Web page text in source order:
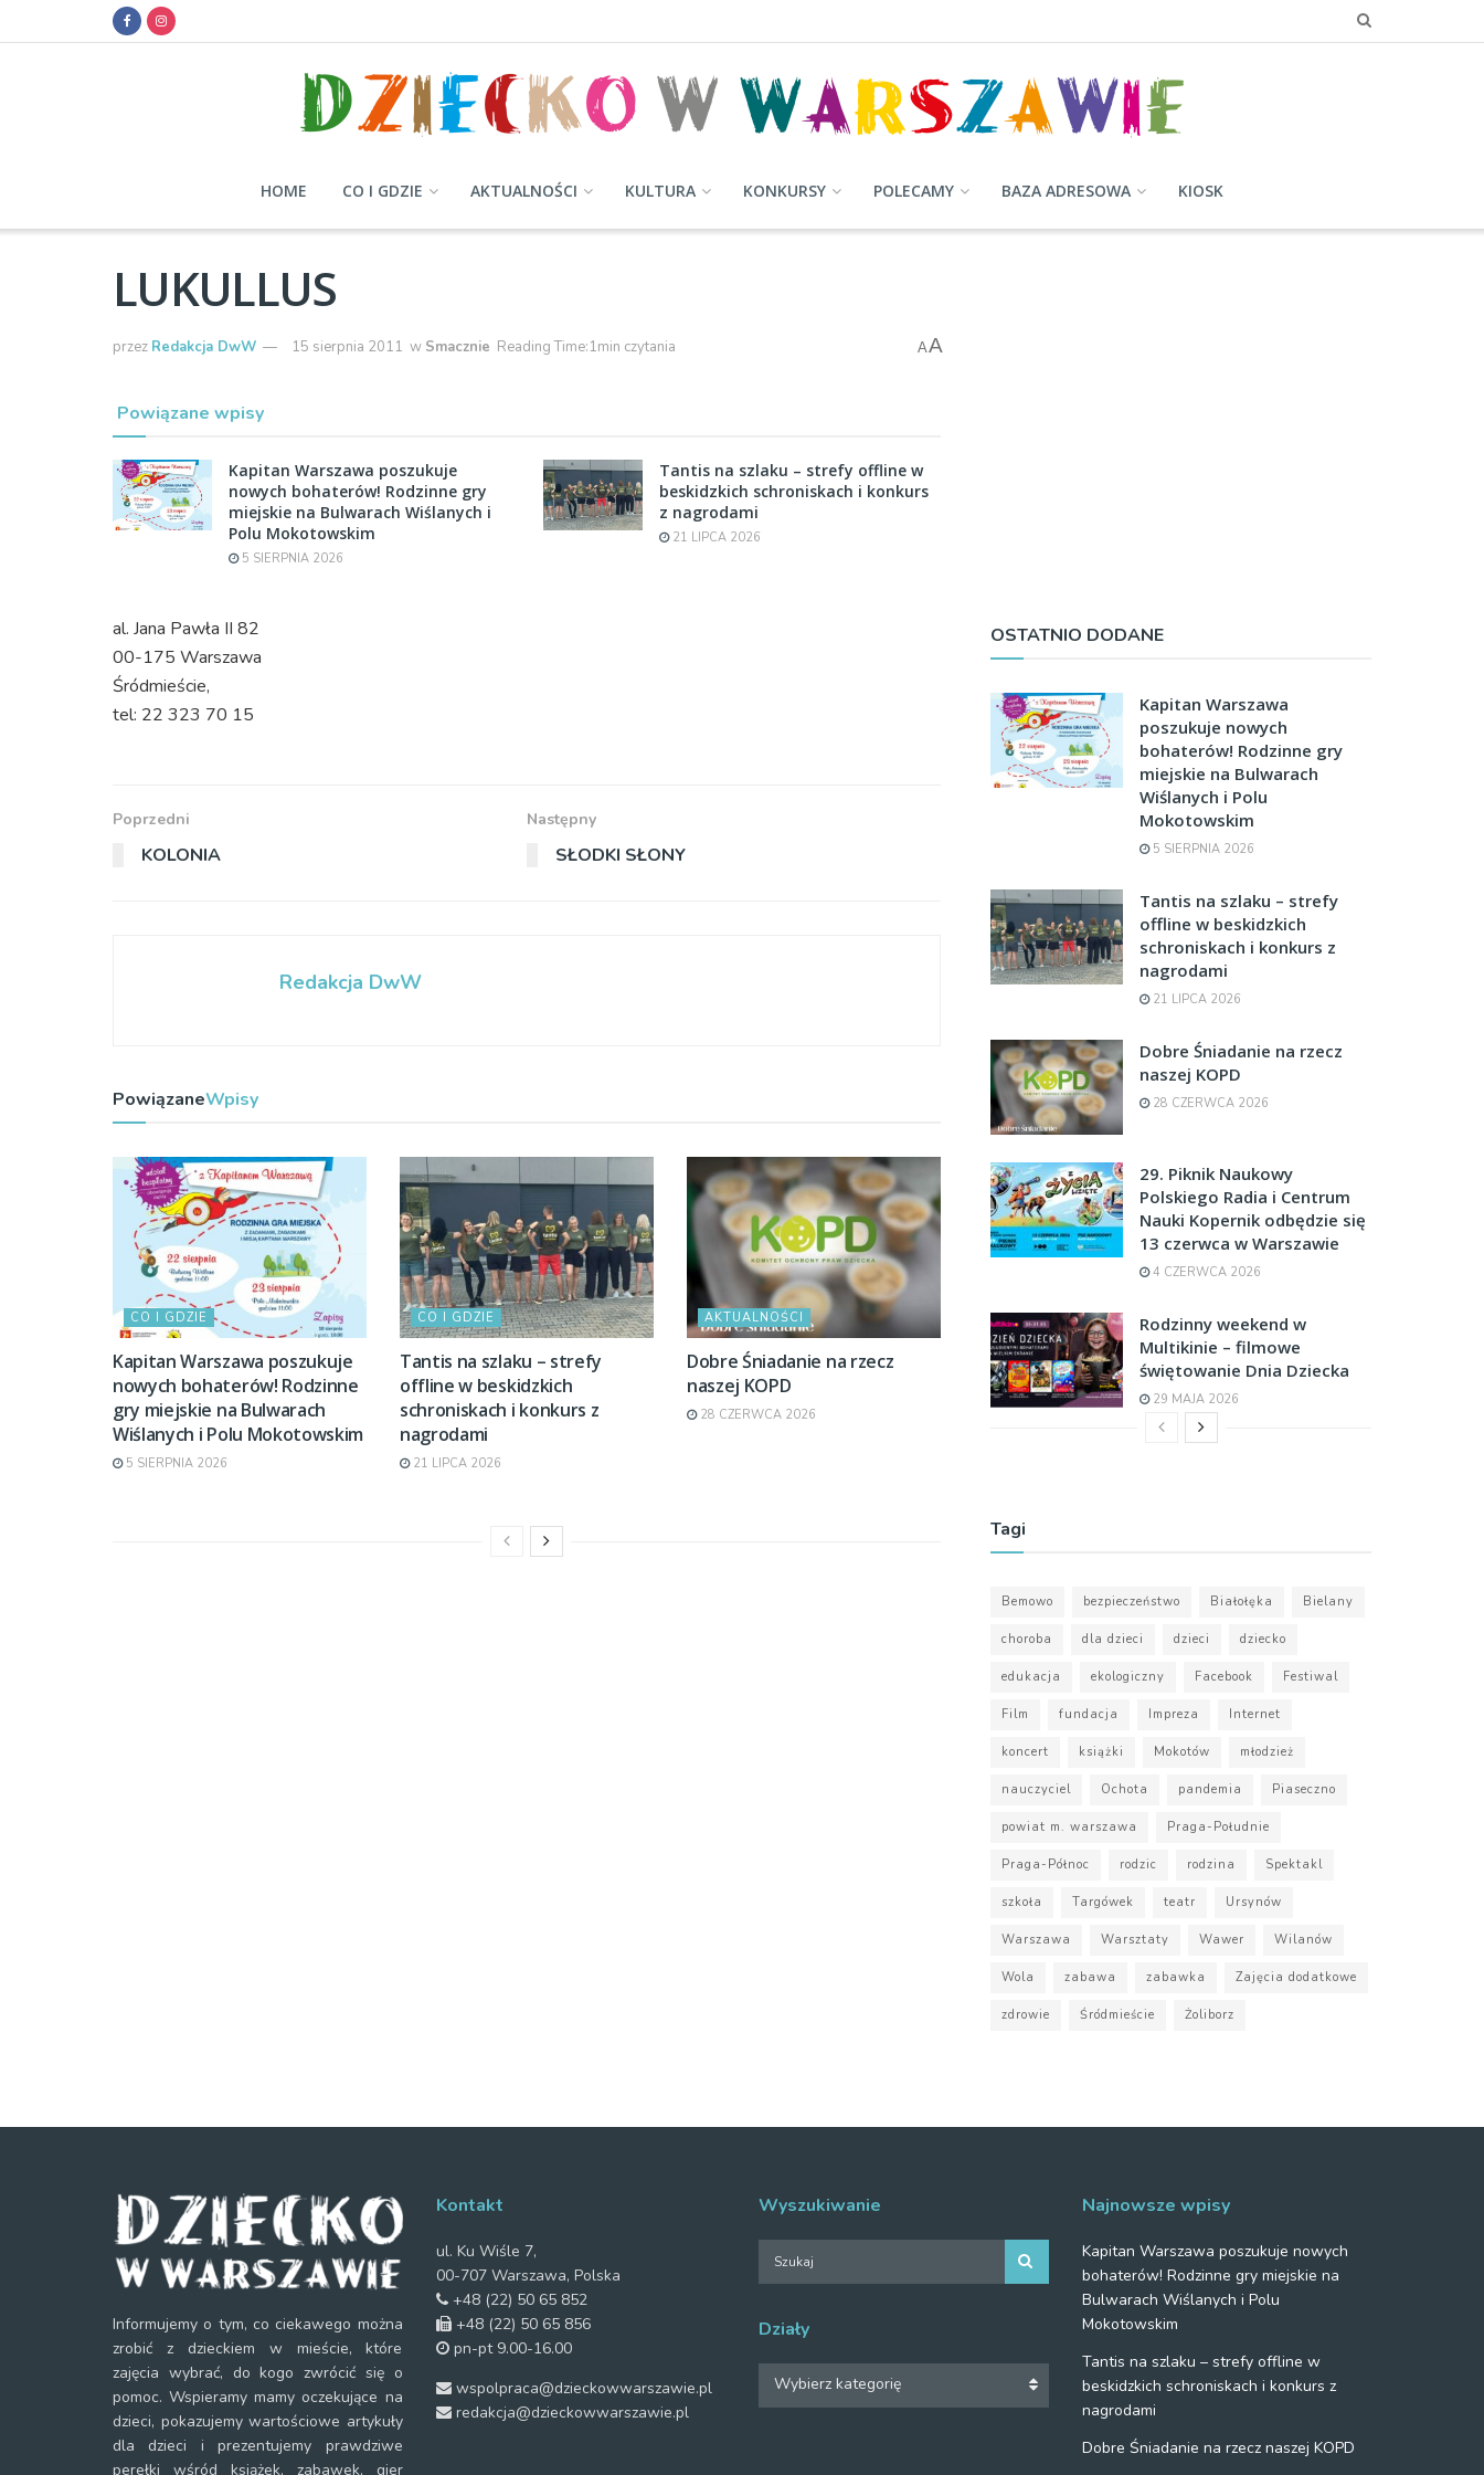
HOME CO I GDZIE AKTUALNOŚCI KULTURA KONKURSY POLECAMY BAZA ADRESOWA KIOSK
LUKULLUS
przez Redakcja DwW 15 sierpnia 2011 w Smacznie Reading Time:1min czytania AA
Powiązane wpisy
Kapitan Warszawa poszukuje
nowych bohaterów! Rodzinne gry
miejskie na Bulwarach Wiślanych i
Polu Mokotowskim
5 SIERPNIA 2026
Tantis na szlaku – strefy offline w
beskidzkich schroniskach i konkurs
z nagrodami
21 LIPCA 2026
al. Jana Pawła II 82
00-175 Warszawa
Śródmieście,
tel: 22 323 70 15
Poprzedni
KOLONIA
Następny
SŁODKI SŁONY
Redakcja DwW
PowiązaneWpisy
CO I GDZIE
Kapitan Warszawa poszukuje
nowych bohaterów! Rodzinne
gry miejskie na Bulwarach
Wiślanych i Polu Mokotowskim
5 SIERPNIA 2026
CO I GDZIE
Tantis na szlaku – strefy
offline w beskidzkich
schroniskach i konkurs z
nagrodami
21 LIPCA 2026
AKTUALNOŚCI
Dobre Śniadanie na rzecz
naszej KOPD
28 CZERWCA 2026
OSTATNIO DODANE
Kapitan Warszawa
poszukuje nowych
bohaterów! Rodzinne gry
miejskie na Bulwarach
Wiślanych i Polu
Mokotowskim
5 SIERPNIA 2026
Tantis na szlaku – strefy
offline w beskidzkich
schroniskach i konkurs z
nagrodami
21 LIPCA 2026
Dobre Śniadanie na rzecz
naszej KOPD
28 CZERWCA 2026
29. Piknik Naukowy
Polskiego Radia i Centrum
Nauki Kopernik odbędzie się
13 czerwca w Warszawie
4 CZERWCA 2026
Rodzinny weekend w
Multikinie – filmowe
świętowanie Dnia Dziecka
29 MAJA 2026
Tagi
Bemowo bezpieczeństwo Białołęka Bielany
choroba dla dzieci dzieci dziecko
edukacja ekologiczny Facebook Festiwal
Film fundacja Impreza Internet
koncert książki Mokotów młodzież
nauczyciel Ochota pandemia Piaseczno
powiat m. warszawa Praga-Południe
Praga-Północ rodzic rodzina Spektakl
szkoła Targówek teatr Ursynów
Warszawa Warsztaty Wawer Wilanów
Wola zabawa zabawka Zajęcia dodatkowe
zdrowie Śródmieście Żoliborz
Informujemy o tym, co ciekawego można
zrobić z dzieckiem w mieście, które
zajęcia wybrać, do kogo zwrócić się o
pomoc. Wspieramy mamy oczekujące na
dzieci, pokazujemy wartościowe artykuły
dla dzieci i prezentujemy prawdziwe
perełki wśród książek, zabawek, gier
Kontakt
ul. Ku Wiśle 7,
00-707 Warszawa, Polska
+48 (22) 50 65 852
+48 (22) 50 65 856
pn-pt 9.00-16.00
wspolpraca@dzieckowwarszawie.pl
redakcja@dzieckowwarszawie.pl
Wyszukiwanie
Działy
Działy
Wybierz kategorię
Najnowsze wpisy
Kapitan Warszawa poszukuje nowych
bohaterów! Rodzinne gry miejskie na
Bulwarach Wiślanych i Polu
Mokotowskim
Tantis na szlaku – strefy offline w
beskidzkich schroniskach i konkurs z
nagrodami
Dobre Śniadanie na rzecz naszej KOPD